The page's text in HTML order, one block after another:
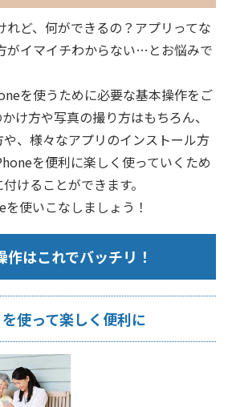
ど、何ができるの？アプリってな
がイマイチわからない…とお悩みで
を使うために必要な基本操作をご
け方や写真の撮り方はもちろん、
、様々なアプリのインストール方
を便利に楽しく使っていくため
けることができます。
使いこなしましょう！
はこれでバッチリ！
使って楽しく便利に